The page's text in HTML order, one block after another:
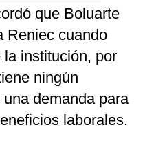
que Boluarte
Reniec cuando
la institución, por
ningún
demanda para
laborales.